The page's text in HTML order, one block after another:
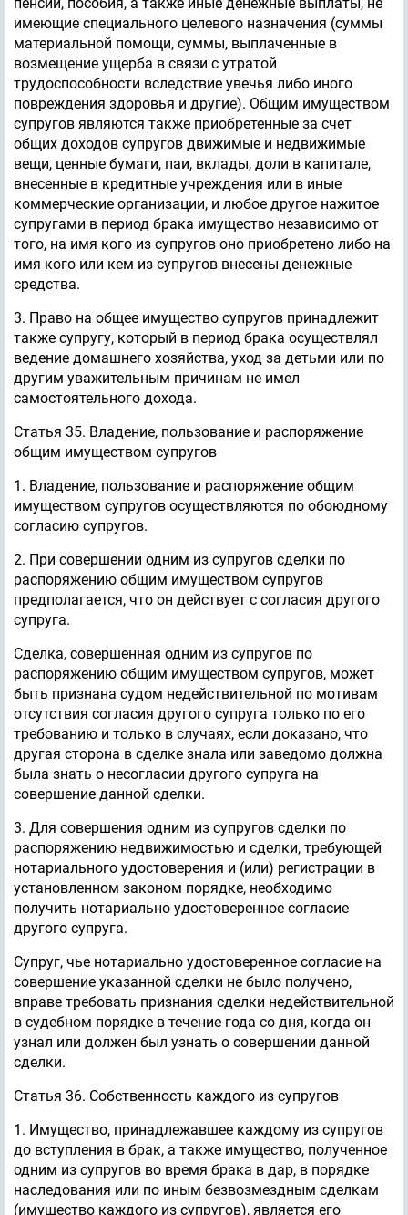
имеющие специального целевого назначения (суммы
материальной помощи, суммы, выплаченные в
возмещение ущерба в связи с утратой
трудоспособности вследствие увечья либо иного
повреждения здоровья и другие). Общим имуществом
супругов являются также приобретенные за счет
общих доходов супругов движимые и недвижимые
вещи, ценные бумаги, паи, вклады, доли в капитале,
внесенные в кредитные учреждения или в иные
коммерческие организации, и любое другое нажитое
супругами в период брака имущество независимо от
того, на имя кого из супругов оно приобретено либо на
имя кого или кем из супругов внесены денежные
средства.
3. Право на общее имущество супругов принадлежит
также супругу, который в период брака осуществлял
ведение домашнего хозяйства, уход за детьми или по
другим уважительным причинам не имел
самостоятельного дохода.
Статья 35. Владение, пользование и распоряжение
общим имуществом супругов
1. Владение, пользование и распоряжение общим
имуществом супругов осуществляются по обоюдному
согласию супругов.
2. При совершении одним из супругов сделки по
распоряжению общим имуществом супругов
предполагается, что он действует с согласия другого
супруга.
Сделка, совершенная одним из супругов по
распоряжению общим имуществом супругов, может
быть признана судом недействительной по мотивам
отсутствия согласия другого супруга только по его
требованию и только в случаях, если доказано, что
другая сторона в сделке знала или заведомо должна
была знать о несогласии другого супруга на
совершение данной сделки.
3. Для совершения одним из супругов сделки по
распоряжению недвижимостью и сделки, требующей
нотариального удостоверения и (или) регистрации в
установленном законом порядке, необходимо
получить нотариально удостоверенное согласие
другого супруга.
Супруг, чье нотариально удостоверенное согласие на
совершение указанной сделки не было получено,
вправе требовать признания сделки недействительной
в судебном порядке в течение года со дня, когда он
узнал или должен был узнать о совершении данной
сделки.
Статья 36. Собственность каждого из супругов
1. Имущество, принадлежавшее каждому из супругов
до вступления в брак, а также имущество, полученное
одним из супругов во время брака в дар, в порядке
наследования или по иным безвозмездным сделкам
(имущество каждого из супругов), является его